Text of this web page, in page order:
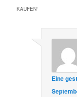
KAUFEN“
Eine